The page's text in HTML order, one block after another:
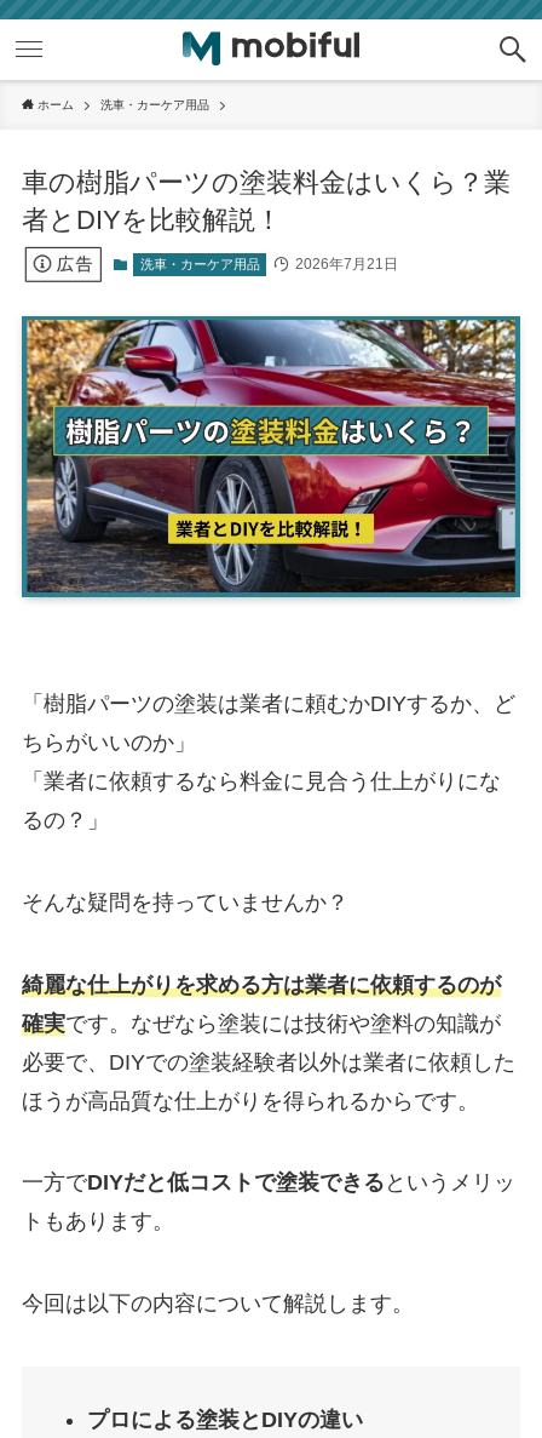
ホーム 洗車・カーケア用品
車の樹脂パーツの塗装料金はいくら？業
者とDIYを比較解説！
洗車・カーケア用品 2026年7月21日
「樹脂パーツの塗装は業者に頼むかDIYするか、ど
ちらがいいのか」
「業者に依頼するなら料金に見合う仕上がりにな
るの？」
そんな疑問を持っていませんか？
綺麗な仕上がりを求める方は業者に依頼するのが
確実です。 なぜなら塗装には技術や塗料の知識が
必要で、DIYでの塗装経験者以外は業者に依頼した
ほうが高品質な仕上がりを得られるからです。
一方でDIYだと低コストで塗装できる というメリッ
トもあります。
今回は以下の内容について解説します。
プロによる塗装とDIYの違い